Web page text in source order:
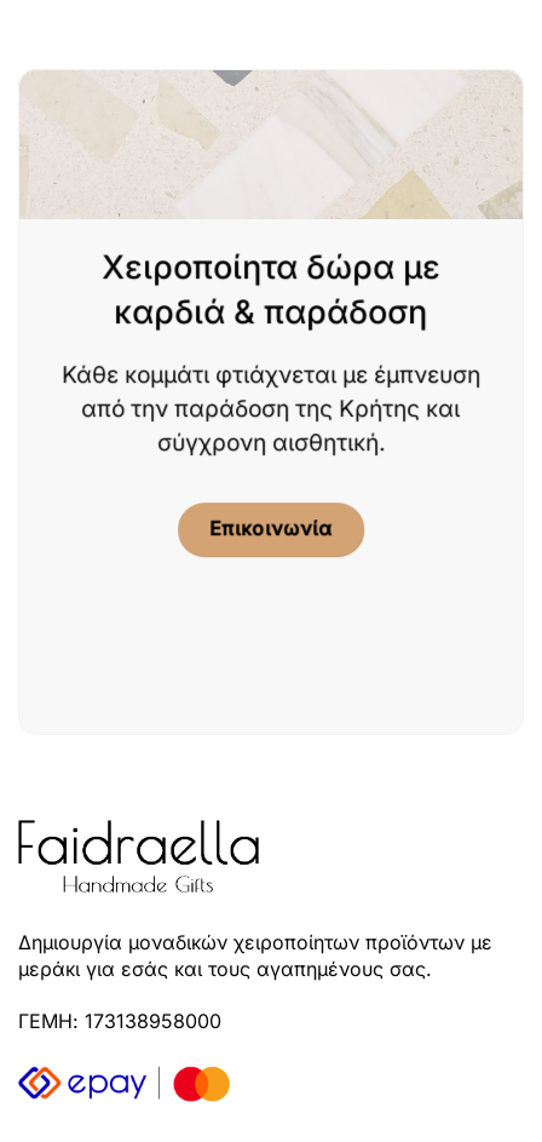
Χειροποίητα δώρα με
καρδιά & παράδοση
Κάθε κομμάτι φτιάχνεται με έμπνευση
από την παράδοση της Κρήτης και
σύγχρονη αισθητική.
Επικοινωνία
Δημιουργία μοναδικών χειροποίητων προϊόντων με
μεράκι για εσάς και τους αγαπημένους σας.
ΓΕΜΗ: 173138958000